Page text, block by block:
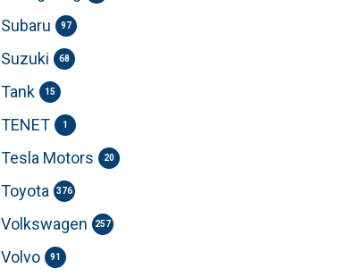
Subaru 97
Suzuki 68
Tank 15
TENET 1
Tesla Motors 20
Toyota 376
Volkswagen 257
Volvo 91